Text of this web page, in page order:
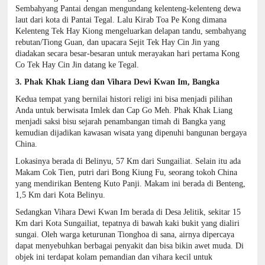
Sembahyang Pantai dengan mengundang kelenteng-kelenteng dewa
laut dari kota di Pantai Tegal. Lalu Kirab Toa Pe Kong dimana
Kelenteng Tek Hay Kiong mengeluarkan delapan tandu, sembahyang
rebutan/Tiong Guan, dan upacara Sejit Tek Hay Cin Jin yang
diadakan secara besar-besaran untuk merayakan hari pertama Kong
Co Tek Hay Cin Jin datang ke Tegal.
3. Phak Khak Liang dan Vihara Dewi Kwan Im, Bangka
Kedua tempat yang bernilai histori religi ini bisa menjadi pilihan
Anda untuk berwisata Imlek dan Cap Go Meh. Phak Khak Liang
menjadi saksi bisu sejarah penambangan timah di Bangka yang
kemudian dijadikan kawasan wisata yang dipenuhi bangunan bergaya
China.
Lokasinya berada di Belinyu, 57 Km dari Sungailiat. Selain itu ada
Makam Cok Tien, putri dari Bong Kiung Fu, seorang tokoh China
yang mendirikan Benteng Kuto Panji. Makam ini berada di Benteng,
1,5 Km dari Kota Belinyu.
Sedangkan Vihara Dewi Kwan Im berada di Desa Jelitik, sekitar 15
Km dari Kota Sungailiat, tepatnya di bawah kaki bukit yang dialiri
sungai. Oleh warga keturunan Tionghoa di sana, airnya dipercaya
dapat menyebuhkan berbagai penyakit dan bisa bikin awet muda. Di
objek ini terdapat kolam pemandian dan vihara kecil untuk